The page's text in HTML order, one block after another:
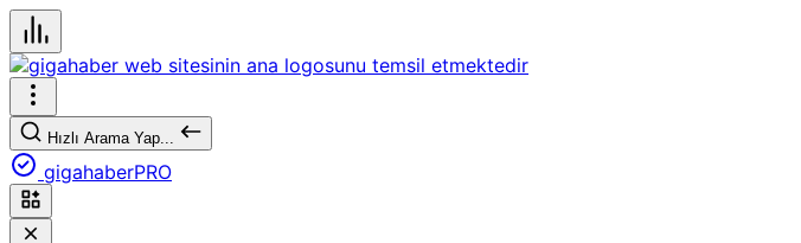
Hızlı Arama Yap...
gigahaberPRO